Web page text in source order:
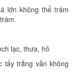
lớn không thể trám
lạc, thưa, hô
tẩy trắng vẫn không